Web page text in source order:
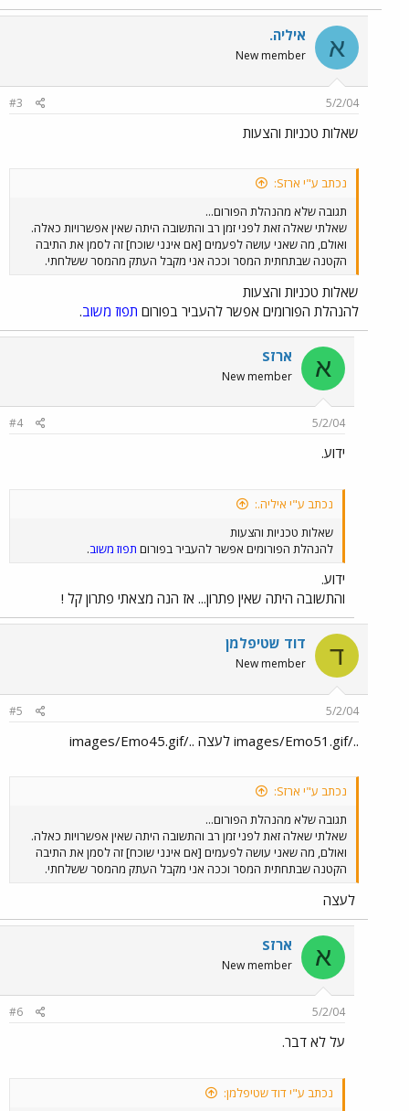
א איליה.
New member
5/2/04
#3
שאלות טכניות והצעות
נכתב ע"י ארזS:
תגובה שלא מהנהלת הפורום...
שאלתי שאלה זאת לפני זמן רב והתשובה היתה שאין אפשרויות כאלה.
ואולם, מה שאני עושה לפעמים [אם אינני שוכח] זה לסמן את התיבה
הקטנה שבתחתית המסר וככה אני מקבל העתק מהמסר ששלחתי.
שאלות טכניות והצעות
להנהלת הפורומים אפשר להעביר בפורום תפוז משוב.
א ארזS
New member
5/2/04
#4
ידוע.
נכתב ע"י איליה.:
שאלות טכניות והצעות
להנהלת הפורומים אפשר להעביר בפורום תפוז משוב.
ידוע.
והתשובה היתה שאין פתרון... אז הנה מצאתי פתרון קל !
ד דוד שטיפלמן
New member
5/2/04
#5
../images/Emo51.gif לעצה ../images/Emo45.gif
נכתב ע"י ארזS:
תגובה שלא מהנהלת הפורום...
שאלתי שאלה זאת לפני זמן רב והתשובה היתה שאין אפשרויות כאלה.
ואולם, מה שאני עושה לפעמים [אם אינני שוכח] זה לסמן את התיבה
הקטנה שבתחתית המסר וככה אני מקבל העתק מהמסר ששלחתי.
לעצה
א ארזS
New member
5/2/04
#6
על לא דבר.
נכתב ע"י דוד שטיפלמן: